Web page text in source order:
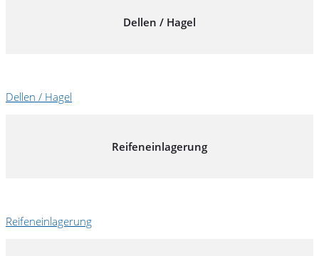
Dellen / Hagel
Dellen / Hagel
Reifeneinlagerung
Reifeneinlagerung